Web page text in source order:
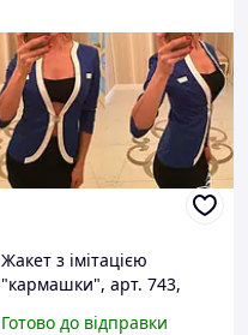
Жакет з імітацією
"кармашки", арт. 743,
Готово до відправки